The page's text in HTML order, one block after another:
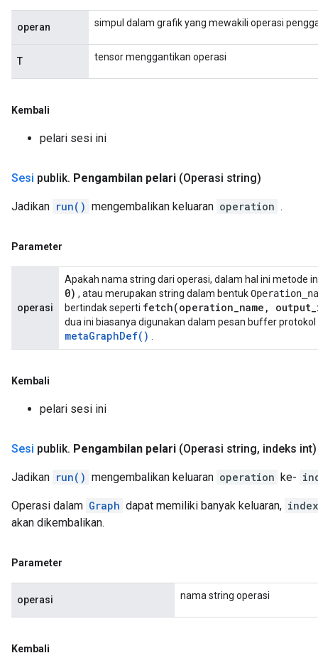
operan simpul dalam grafik yang mewakili operasi
T tensor menggantikan operasi
Kembali
pelari sesi ini
Sesi publik. Pengambilan pelari (Operasi string)
Jadikan run() mengembalikan keluaran operation .
Parameter
operasi
Apakah nama string dari operasi, dalam hal ini metode
0) , atau merupakan string dalam bentuk
bertindak seperti fetch(operation_name , output_
dua ini biasanya digunakan dalam pesan buffer protokol
metaGraphDef( )
Kembali
pelari sesi ini
Sesi publik. Pengambilan pelari (Operasi string, indeks int)
Jadikan run() mengembalikan keluaran operation ke-
Operasi dalam Graph dapat memiliki banyak keluaran, index
akan dikembalikan.
Parameter
operasi nama string operasi
Kembali